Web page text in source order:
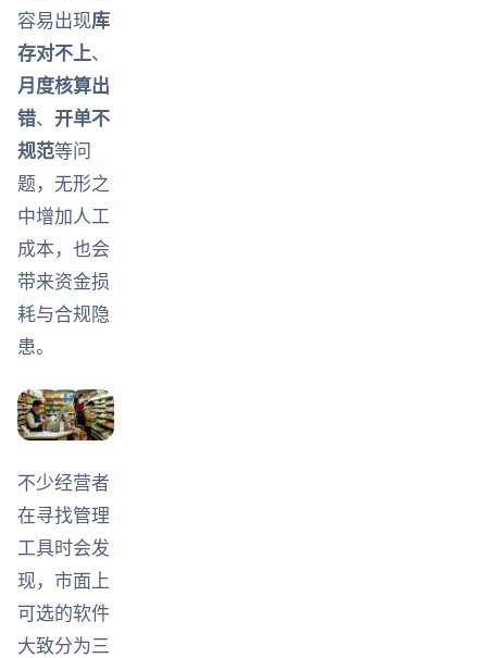
容易出现库
存对不上、
月度核算出
错、 开单不
规范等问
题，无形之
中增加人工
成本，也会
带来资金损
耗与合规隐
患。
不少经营者
在寻找管理
工具时会发
现，市面上
可选的软件
大致分为三